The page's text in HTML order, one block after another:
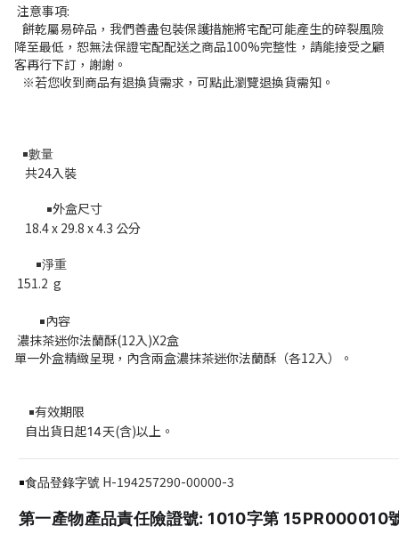
注意事項:
餅乾屬易碎品，我們善盡包裝保護措施將宅配可能產生的碎裂風險
降至最低，恕無法保證宅配配送之商品100%完整性，請能接受之顧
客再行下訂，謝謝。
※若您收到商品有退換貨需求，可點此瀏覽退換貨需知。
￭數量
共24入裝
￭外盒尺寸
18.4 x 29.8 x 4.3 公分
￭淨重
151.2 g
￭ 內容
濃抹茶迷你法蘭酥(12入)X2盒
單一外盒精緻呈現，內含兩盒濃抹茶迷你法蘭酥（各12入）。
￭有效期限
自出貨日起14天(含)以上。
￭食品登錄字號 H-194257290-00000-3
第一產物產品責任險證號: 1010字第 15PR000010